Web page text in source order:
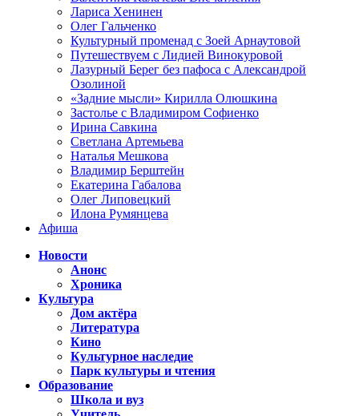
Лариса Хенинен
Олег Гальченко
Культурный променад с Зоей Арнаутовой
Путешествуем с Лидией Винокуровой
Лазурный Берег без пафоса с Александрой
Озолиной
«Задние мысли» Кирилла Олюшкина
Застолье с Владимиром Софиенко
Ирина Савкина
Светлана Артемьева
Наталья Мешкова
Владимир Берштейн
Екатерина Габалова
Олег Липовецкий
Илона Румянцева
Афиша
Новости
Анонс
Хроника
Культура
Дом актёра
Литература
Кино
Культурное наследие
Парк культуры и чтения
Образование
Школа и вуз